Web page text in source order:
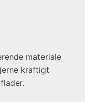
materiale
kraftigt